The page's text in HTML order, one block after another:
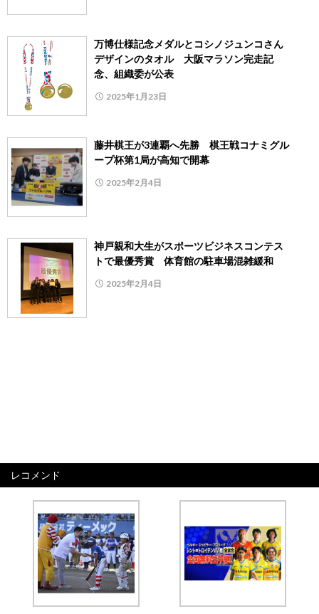
万博仕様記念メダルとコシノジュンコさん
デザインのタオル 大阪マラソン完走記
念、組織委が公表
2025年1月23日
藤井棋王が3連覇へ先勝 棋王戦コナミグル
ープ杯第1局が高知で開幕
2025年2月4日
神戸親和大生がスポーツビジネスコンテス
トで最優秀賞 体育館の駐車場混雑緩和
2025年2月4日
レコメンド